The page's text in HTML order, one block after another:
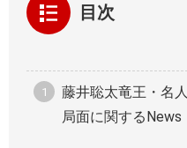
目次
藤井聡太竜王・名
局面に関するNews